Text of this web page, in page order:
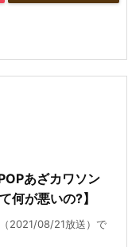
あざカワソン
何が悪いの?】
2021/08/21放送）で